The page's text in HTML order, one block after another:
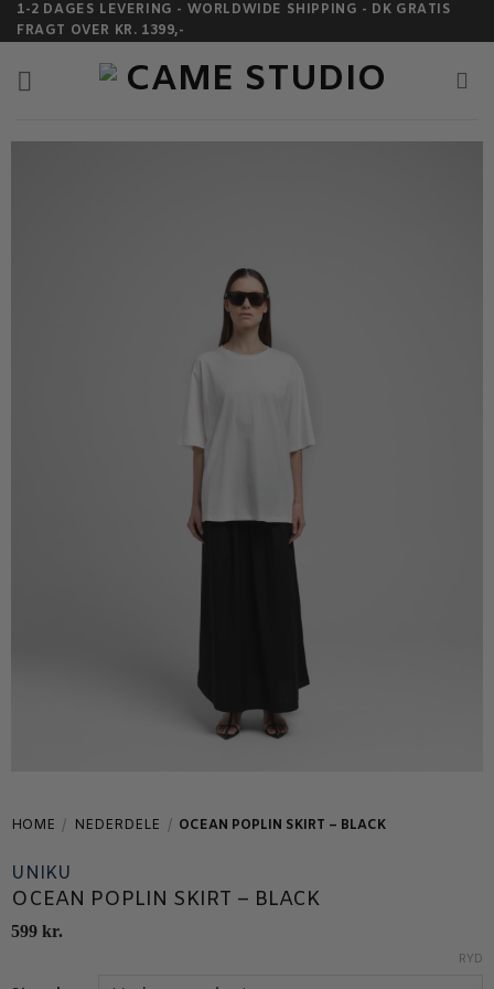
Fortsæt
til
indhold
1-2 DAGES LEVERING - WORLDWIDE SHIPPING - DK GRATIS
FRAGT OVER KR. 1399,-
HOME / NEDERDELE / OCEAN POPLIN SKIRT – BLACK
UNIKU
OCEAN POPLIN SKIRT – BLACK
599 kr.
RYD